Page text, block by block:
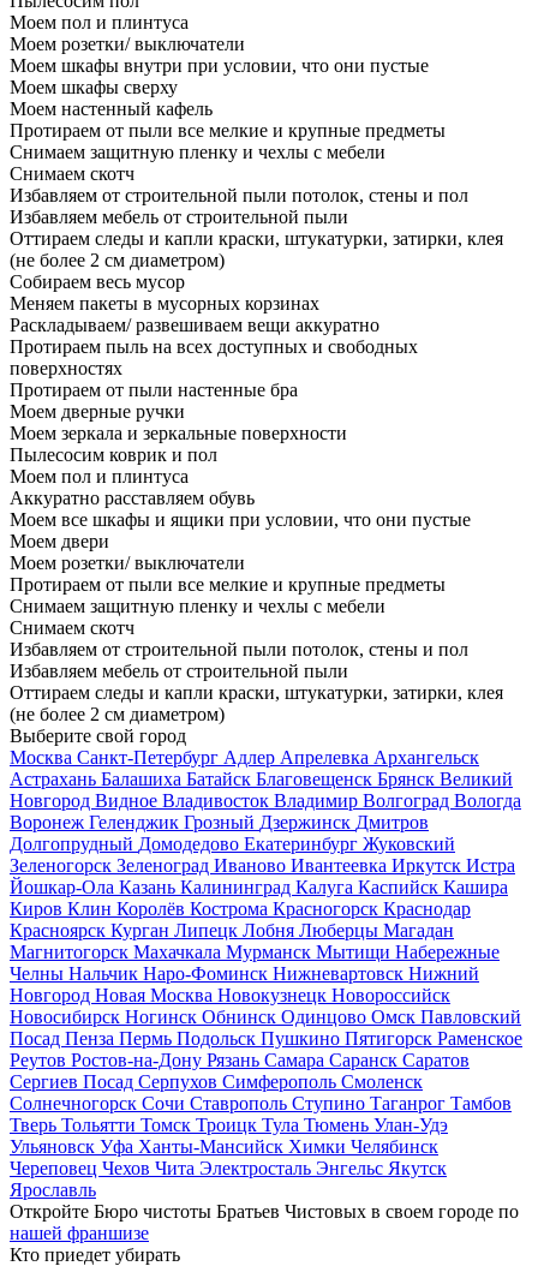
Моем пол и плинтуса
Моем розетки/ выключатели
Моем шкафы внутри при условии, что они пустые
Моем шкафы сверху
Моем настенный кафель
Протираем от пыли все мелкие и крупные предметы
Снимаем защитную пленку и чехлы с мебели
Снимаем скотч
Избавляем от строительной пыли потолок, стены и пол
Избавляем мебель от строительной пыли
Оттираем следы и капли краски, штукатурки, затирки, клея
(не более 2 см диаметром)
Собираем весь мусор
Меняем пакеты в мусорных корзинах
Раскладываем/ развешиваем вещи аккуратно
Протираем пыль на всех доступных и свободных
поверхностях
Протираем от пыли настенные бра
Моем дверные ручки
Моем зеркала и зеркальные поверхности
Пылесосим коврик и пол
Моем пол и плинтуса
Аккуратно расставляем обувь
Моем все шкафы и ящики при условии, что они пустые
Моем двери
Моем розетки/ выключатели
Протираем от пыли все мелкие и крупные предметы
Снимаем защитную пленку и чехлы с мебели
Снимаем скотч
Избавляем от строительной пыли потолок, стены и пол
Избавляем мебель от строительной пыли
Оттираем следы и капли краски, штукатурки, затирки, клея
(не более 2 см диаметром)
Выберите свой город
Москва Санкт-Петербург Адлер Апрелевка Архангельск
Астрахань Балашиха Батайск Благовещенск Брянск Великий
Новгород Видное Владивосток Владимир Волгоград Вологда
Воронеж Геленджик Грозный Дзержинск Дмитров
Долгопрудный Домодедово Екатеринбург Жуковский
Зеленогорск Зеленоград Иваново Ивантеевка Иркутск Истра
Йошкар-Ола Казань Калининград Калуга Каспийск Кашира
Киров Клин Королёв Кострома Красногорск Краснодар
Красноярск Курган Липецк Лобня Люберцы Магадан
Магнитогорск Махачкала Мурманск Мытищи Набережные
Челны Нальчик Наро-Фоминск Нижневартовск Нижний
Новгород Новая Москва Новокузнецк Новороссийск
Новосибирск Ногинск Обнинск Одинцово Омск Павловский
Посад Пенза Пермь Подольск Пушкино Пятигорск Раменское
Реутов Ростов-на-Дону Рязань Самара Саранск Саратов
Сергиев Посад Серпухов Симферополь Смоленск
Солнечногорск Сочи Ставрополь Ступино Таганрог Тамбов
Тверь Тольятти Томск Троицк Тула Тюмень Улан-Удэ
Ульяновск Уфа Ханты-Мансийск Химки Челябинск
Череповец Чехов Чита Электросталь Энгельс Якутск
Ярославль
Откройте Бюро чистоты Братьев Чистовых в своем городе по
нашей франшизе
Кто приедет убирать